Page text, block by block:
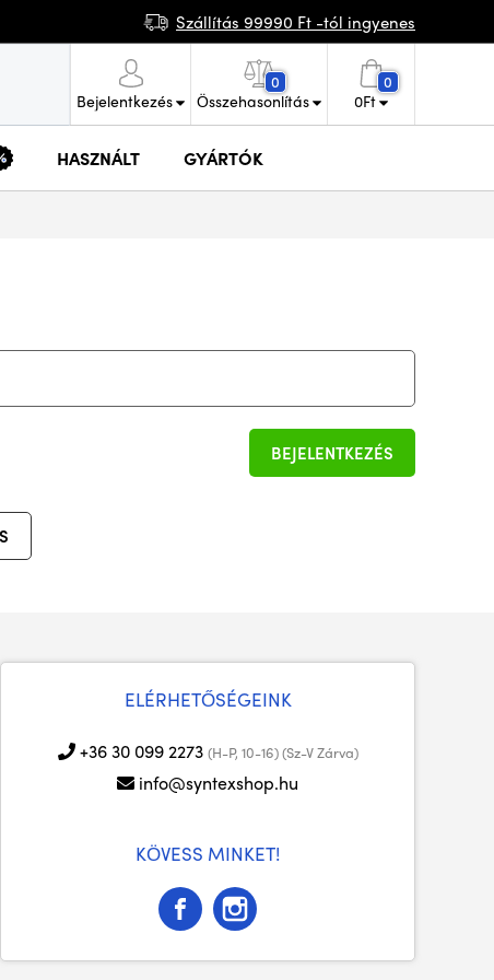
Szállítás 99990 Ft -tól ingyenes
Bejelentkezés
0
Összehasonlítás
0
0Ft
HASZNÁLT GYÁRTÓK
BEJELENTKEZÉS
ELÉRHETŐSÉGEINK
+36 30 099 2273 (H-P, 10-16) (Sz-V Zárva)
info@syntexshop.hu
KÖVESS MINKET!